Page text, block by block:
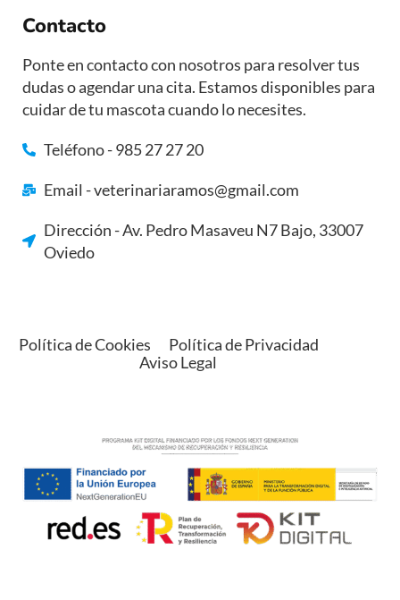
Contacto
Ponte en contacto con nosotros para resolver tus
dudas o agendar una cita. Estamos disponibles para
cuidar de tu mascota cuando lo necesites.
Teléfono - 985 27 27 20
Email - veterinariaramos@gmail.com
Dirección - Av. Pedro Masaveu N7 Bajo, 33007
Oviedo
Política de Cookies
Política de Privacidad
Aviso Legal